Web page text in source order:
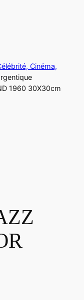
Cinéma,
1960 30X30cm